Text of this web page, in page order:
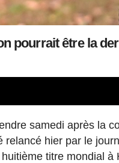
pourrait être la
samedi après la
relancé hier par le
titre mondial à